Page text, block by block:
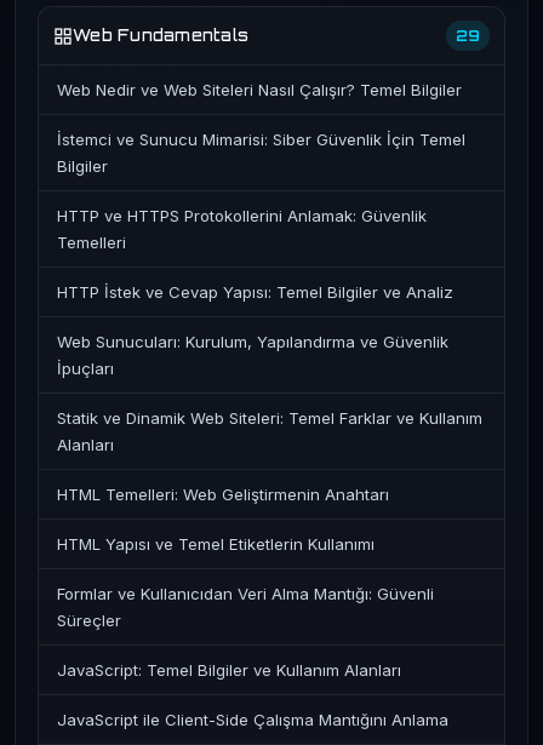
Web Fundamentals 29
Web Nedir ve Web Siteleri Nasıl Çalışır? Temel Bilgiler
İstemci ve Sunucu Mimarisi: Siber Güvenlik İçin Temel
Bilgiler
HTTP ve HTTPS Protokollerini Anlamak: Güvenlik
Temelleri
HTTP İstek ve Cevap Yapısı: Temel Bilgiler ve Analiz
Web Sunucuları: Kurulum, Yapılandırma ve Güvenlik
İpuçları
Statik ve Dinamik Web Siteleri: Temel Farklar ve Kullanım
Alanları
HTML Temelleri: Web Geliştirmenin Anahtarı
HTML Yapısı ve Temel Etiketlerin Kullanımı
Formlar ve Kullanıcıdan Veri Alma Mantığı: Güvenli
Süreçler
JavaScript: Temel Bilgiler ve Kullanım Alanları
JavaScript ile Client-Side Çalışma Mantığını Anlama